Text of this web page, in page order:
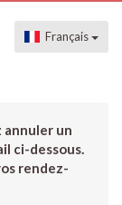
Français
annuler un
ci-dessous.
rendez-